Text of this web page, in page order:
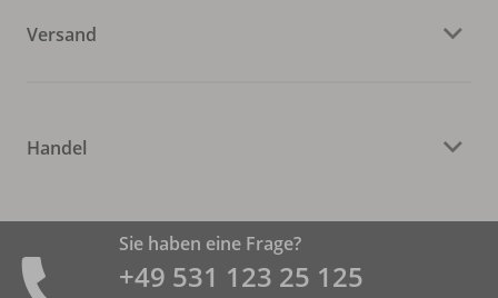
Versand
Handel
Sie haben eine Frage?
+49 531 ­123 25 125